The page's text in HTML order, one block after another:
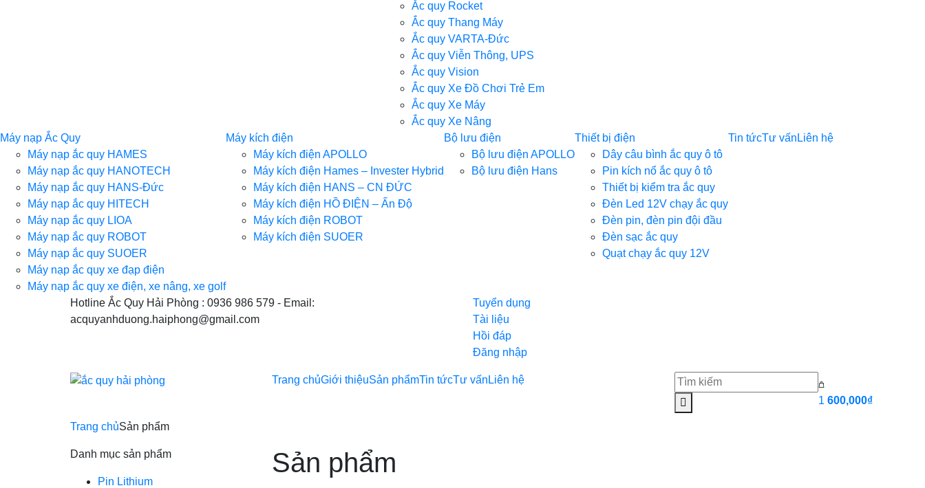
Ắc quy Rocket
Ắc quy Thang Máy
Ắc quy VARTA-Đức
Ắc quy Viễn Thông, UPS
Ắc quy Vision
Ắc quy Xe Đồ Chơi Trẻ Em
Ắc quy Xe Máy
Ắc quy Xe Nâng
Máy nạp Ắc Quy
Máy nạp ắc quy HAMES
Máy nạp ắc quy HANOTECH
Máy nạp ắc quy HANS-Đức
Máy nạp ắc quy HITECH
Máy nạp ắc quy LIOA
Máy nạp ắc quy ROBOT
Máy nạp ắc quy SUOER
Máy nạp ắc quy xe đạp điện
Máy nạp ắc quy xe điện, xe nâng, xe golf
Máy kích điện
Máy kích điện APOLLO
Máy kích điện Hames – Invester Hybrid
Máy kích điện HANS – CN ĐỨC
Máy kích điện HỒ ĐIỆN – Ấn Độ
Máy kích điện ROBOT
Máy kích điện SUOER
Bộ lưu điện
Bộ lưu điện APOLLO
Bộ lưu điện Hans
Thiết bị điện
Dây câu bình ắc quy ô tô
Pin kích nổ ắc quy ô tô
Thiết bị kiểm tra ắc quy
Đèn Led 12V chạy ắc quy
Đèn pin, đèn pin đội đầu
Đèn sạc ắc quy
Quạt chạy ắc quy 12V
Tin tứcTư vấn Liên hệ
Hotline Ắc Quy Hải Phòng : 0936 986 579 - Email:
acquyanhduong.haiphong@gmail.com
Tuyển dụng
Tài liệu
Hồi đáp
Đăng nhập
Trang chủGiới thiệuSản phẩmTin tứcTư vấn Liên hệ
1 600,000₫
Trang chủSản phẩm
Danh mục sản phẩm
Pin Lithium
Sản phẩm